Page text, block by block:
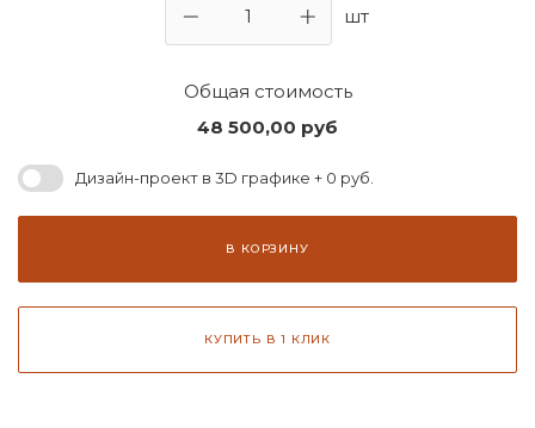
шт
Общая стоимость
48 500,00 руб
Дизайн-проект в 3D графике + 0 руб.
В КОРЗИНУ
КУПИТЬ В 1 КЛИК